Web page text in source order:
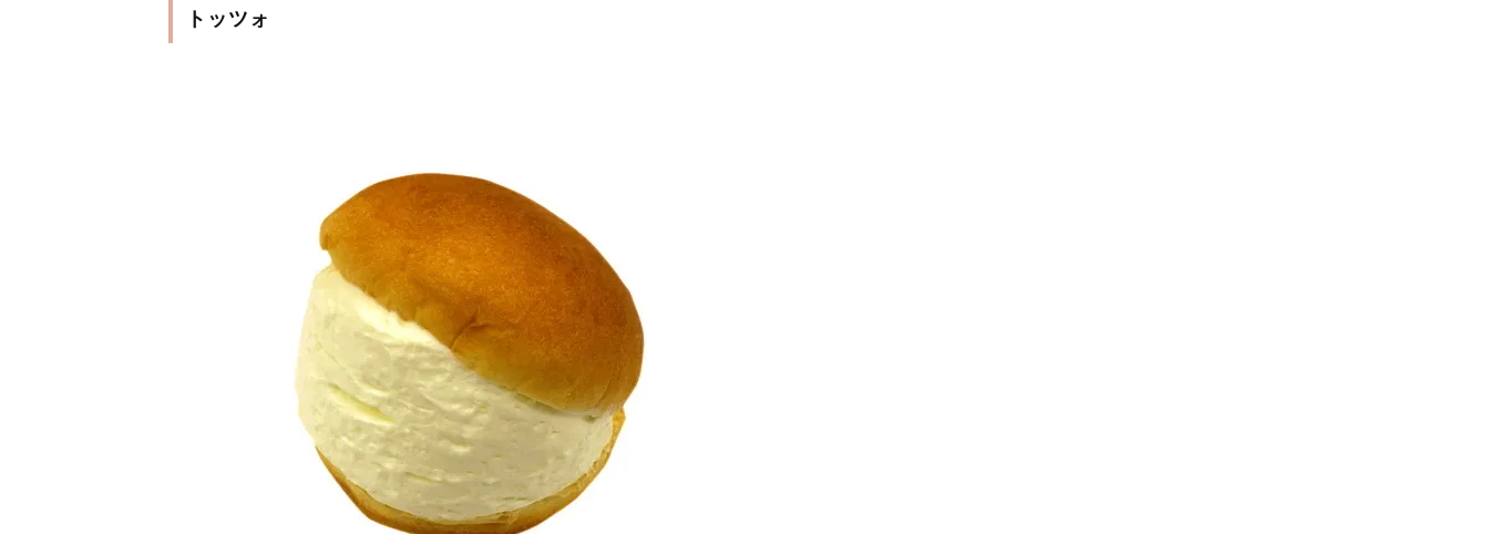
トッツォ